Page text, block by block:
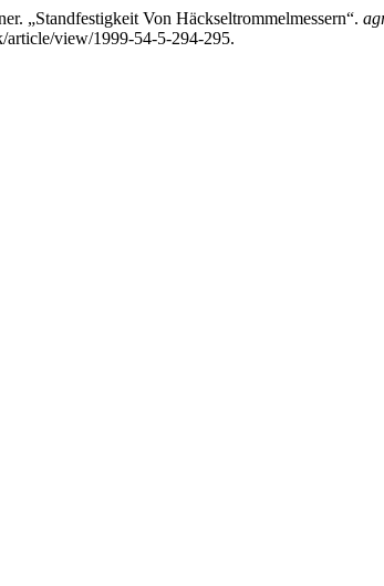
„Standfestigkeit Von Häckseltrommelmessern“.
view/1999-54-5-294-295.